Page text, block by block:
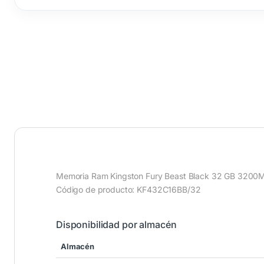
Memoria Ram Kingston Fury Beast Black 32 GB
Código de producto: KF432C16BB/32
Disponibilidad por almacén
Almacén